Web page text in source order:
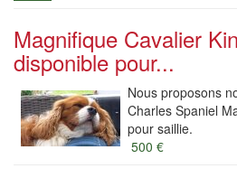
Magnifique Cavalier
disponible pour...
Nous proposons
Charles Spaniel
pour saillie.
500 €